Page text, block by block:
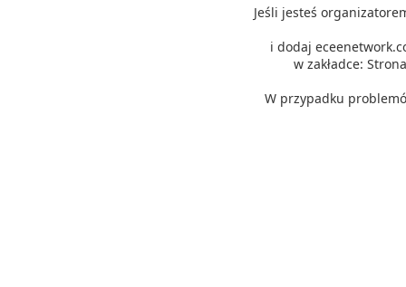
Jeśli jesteś
i dodaj
w zakładce:
W przypadku